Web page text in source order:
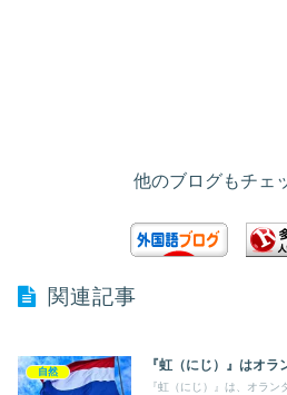
他のブログもチェ
関連記事
自然 『虹（にじ）』はオラ
『虹（にじ）』は、オラン